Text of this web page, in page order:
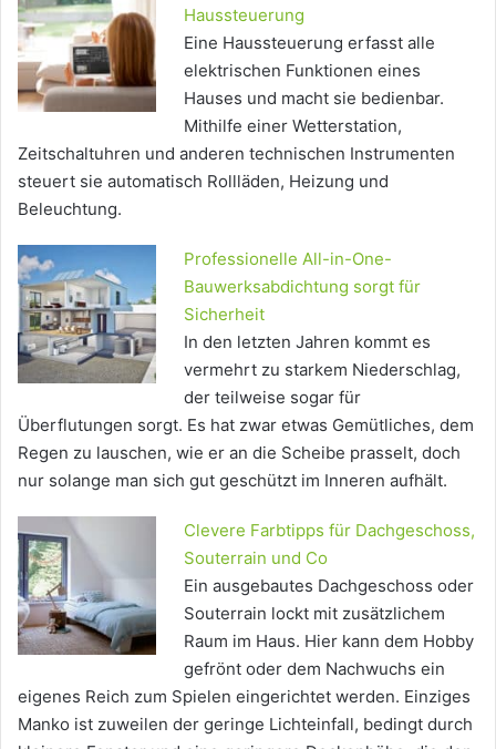
Haussteuerung
Eine Haussteuerung erfasst alle
elektrischen Funktionen eines
Hauses und macht sie bedienbar.
Mithilfe einer Wetterstation,
Zeitschaltuhren und anderen technischen Instrumenten
steuert sie automatisch Rollläden, Heizung und
Beleuchtung.
Professionelle All-in-One-
Bauwerksabdichtung sorgt für
Sicherheit
In den letzten Jahren kommt es
vermehrt zu starkem Niederschlag,
der teilweise sogar für
Überflutungen sorgt. Es hat zwar etwas Gemütliches, dem
Regen zu lauschen, wie er an die Scheibe prasselt, doch
nur solange man sich gut geschützt im Inneren aufhält.
Clevere Farbtipps für Dachgeschoss,
Souterrain und Co
Ein ausgebautes Dachgeschoss oder
Souterrain lockt mit zusätzlichem
Raum im Haus. Hier kann dem Hobby
gefrönt oder dem Nachwuchs ein
eigenes Reich zum Spielen eingerichtet werden. Einziges
Manko ist zuweilen der geringe Lichteinfall, bedingt durch